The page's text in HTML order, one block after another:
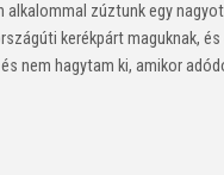
zúztunk egy
kerékpárt maguknak,
nem hagytam ki, amikor